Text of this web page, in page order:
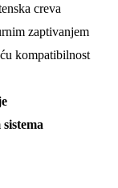
creva
zaptivanjem
kompatibilnost